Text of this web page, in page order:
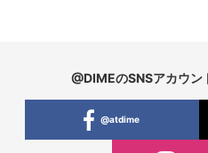
@DIMEのSNSアカウン
@atdime